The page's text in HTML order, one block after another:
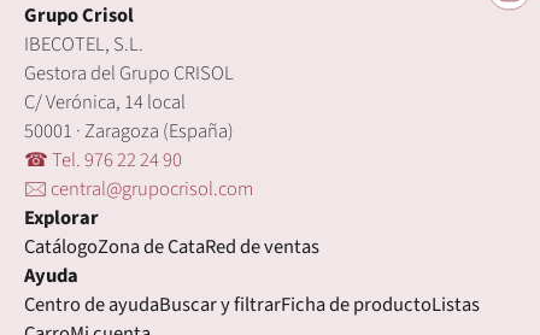
Grupo Crisol
IBECOTEL, S.L.
Gestora del Grupo CRISOL
C/ Verónica, 14 local
50001 · Zaragoza (España)
☎ Tel. 976 22 24 90
🖂 central@grupocrisol.com
Explorar
CatálogoZona de CataRed de ventas
Ayuda
Centro de ayudaBuscar y filtrarFicha de productoListas